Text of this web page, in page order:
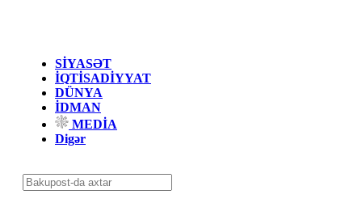
SİYASƏT
İQTİSADİYYAT
DÜNYA
İDMAN
MEDİA
Digər